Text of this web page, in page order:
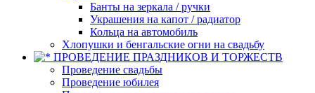
Банты на зеркала / ручки
Украшения на капот / радиатор
Кольца на автомобиль
Хлопушки и бенгальские огни на свадьбу
ПРОВЕДЕНИЕ ПРАЗДНИКОВ И ТОРЖЕСТВ
Проведение свадьбы
Проведение юбилея